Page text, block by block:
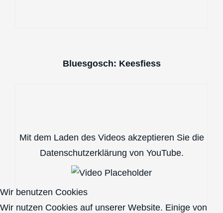
Bluesgosch: Keesfiess
Mit dem Laden des Videos akzeptieren Sie die
Datenschutzerklärung von YouTube.
Wir benutzen Cookies
Wir nutzen Cookies auf unserer Website. Einige von